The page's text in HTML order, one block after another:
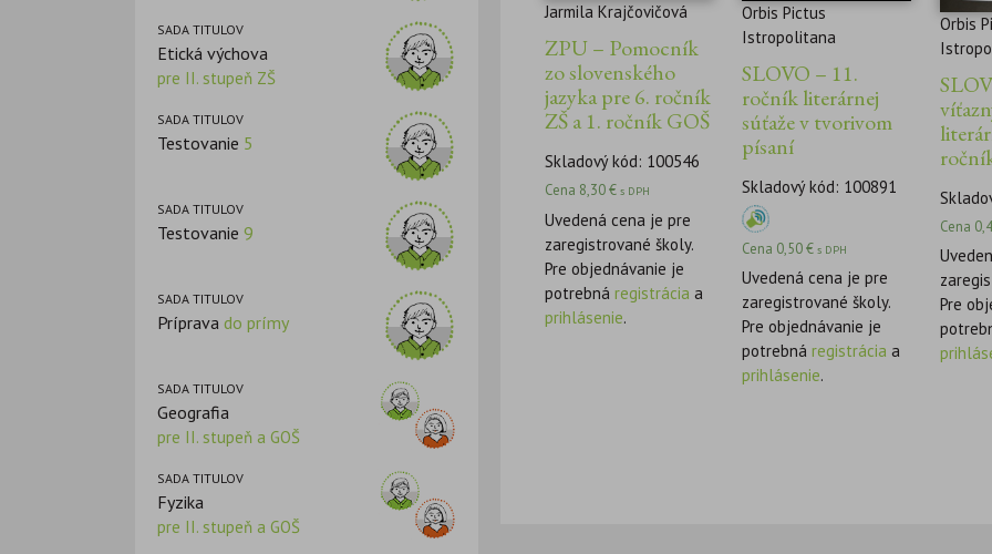
SADA TITULOV
Etická výchova
pre II. stupeň ZŠ
SADA TITULOV
Testovanie 5
SADA TITULOV
Testovanie 9
SADA TITULOV
Príprava do prímy
SADA TITULOV
Geografia
pre II. stupeň a GOŠ
SADA TITULOV
Fyzika
pre II. stupeň a GOŠ
Jarmila Krajčovičová
ZPU – Pomocník
zo slovenského
jazyka pre 6. ročník
ZŠ a 1. ročník GOŠ
Skladový kód: 100546
Cena 8,30€ s DPH
Uvedená cena je pre
zaregistrované školy.
Pre objednávanie je
potrebná registrácia a
prihlásenie.
Orbis Pictus
Istropolitana
SLOVO – 11.
ročník literárnej
súťaže v tvorivom
písaní
Skladový kód: 100891
Cena 0,50€ s DPH
Uvedená cena je pre
zaregistrované školy.
Pre objednávanie je
potrebnáregistrácia a
prihlásenie.
Orbis
Cena
Pre